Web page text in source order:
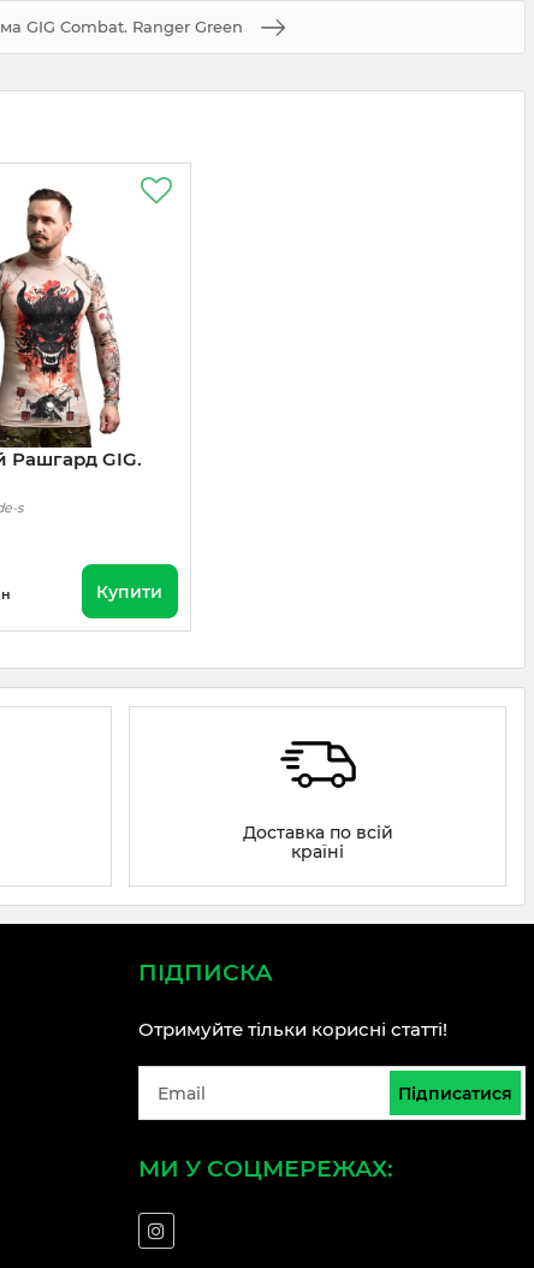
GIG Combat. Ranger Green
Рашгард GIG.
s
Купити
Доставка по всій
країні
ПІДПИСКА
Отримуйте тільки корисні статті!
Підписатися
МИ У СОЦМЕРЕЖАХ: